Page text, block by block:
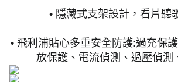
• 隱藏式支架設計，看片聽
• 飛利浦貼心多重安全防護:過充保
放保護、電流偵測、過壓偵測